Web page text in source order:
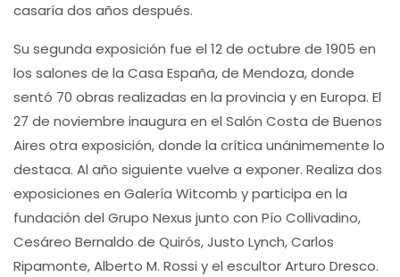
casaría dos años después.
Su segunda exposición fue el 12 de octubre de 1905 en
los salones de la Casa España, de Mendoza, donde
sentó 70 obras realizadas en la provincia y en Europa. El
27 de noviembre inaugura en el Salón Costa de Buenos
Aires otra exposición, donde la crítica unánimemente lo
destaca. Al año siguiente vuelve a exponer. Realiza dos
exposiciones en Galería Witcomb y participa en la
fundación del Grupo Nexus junto con Pío Collivadino,
Cesáreo Bernaldo de Quirós, Justo Lynch, Carlos
Ripamonte, Alberto M. Rossi y el escultor Arturo Dresco.